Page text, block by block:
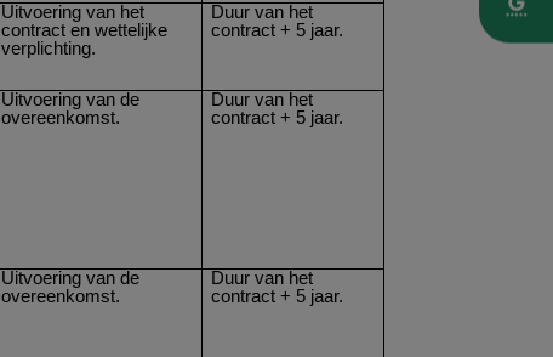
Uitvoering van het
contract en wettelijke
verplichting.
Duur van het
contract + 5 jaar.
Uitvoering van de
overeenkomst.
Duur van het
contract + 5 jaar.
Uitvoering van de
overeenkomst.
Duur van het
contract + 5 jaar.